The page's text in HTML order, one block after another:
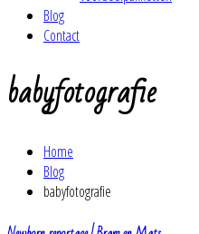
Blog
Contact
babyfotografie
Home
Blog
babyfotografie